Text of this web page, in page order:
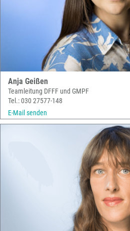
Anja Geißen
Teamleitung DFFF und GMPF
Tel.: 030 27577-148
E-Mail senden